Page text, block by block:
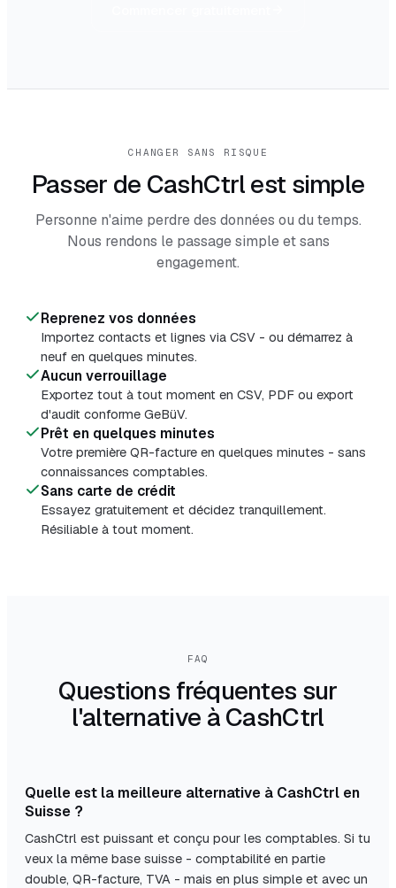
CHANGER SANS RISQUE
Passer de CashCtrl est simple
Personne n'aime perdre des données ou du temps.
Nous rendons le passage simple et sans
engagement.
Reprenez vos données
Importez contacts et lignes via CSV - ou démarrez à
neuf en quelques minutes.
Aucun verrouillage
Exportez tout à tout moment en CSV, PDF ou export
d'audit conforme GeBüV.
Prêt en quelques minutes
Votre première QR-facture en quelques minutes - sans
connaissances comptables.
Sans carte de crédit
Essayez gratuitement et décidez tranquillement.
Résiliable à tout moment.
FAQ
Questions fréquentes sur
l'alternative à CashCtrl
Quelle est la meilleure alternative à CashCtrl en
Suisse ?
CashCtrl est puissant et conçu pour les comptables. Si tu
veux la même base suisse - comptabilité en partie
double, QR-facture, TVA - mais en plus simple et avec un